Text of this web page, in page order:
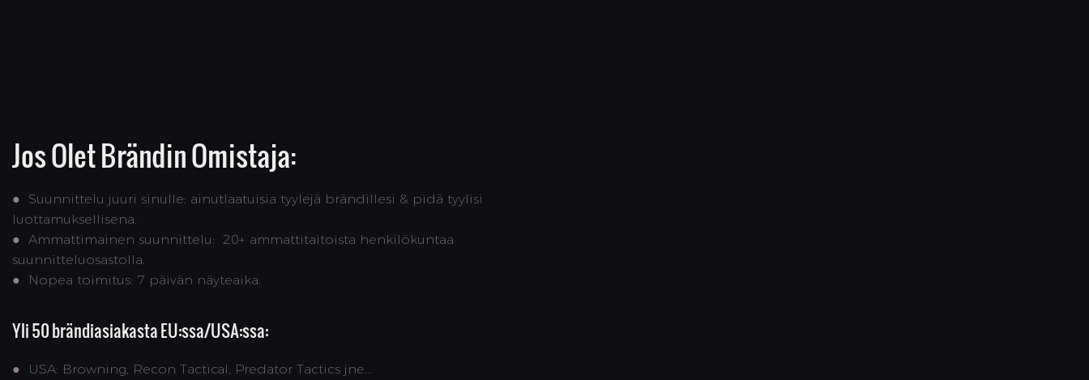
Jos Olet Brändin Omistaja:
● Suunnittelu juuri sinulle: ainutlaatuisia tyylejä brändillesi & pidä tyylisi
luottamuksellisena.
● Ammattimainen suunnittelu: 20+ ammattitaitoista henkilökuntaa
suunnitteluosastolla.
●
Nopea toimitus: 7 päivän näyteaika.
Yli 50 brändiasiakasta EU:ssa/USA:ssa:
●
USA: Browning, Recon Tactical, Predator Tactics jne...